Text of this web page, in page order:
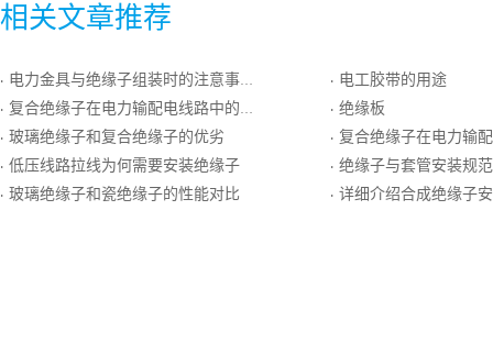
相关文章推荐
· 电力金具与绝缘子组装时的注意事项
· 复合绝缘子在电力输配电线路中的作用及性能
· 玻璃绝缘子和复合绝缘子的优劣
· 低压线路拉线为何需要安装绝缘子
· 玻璃绝缘子和瓷绝缘子的性能对比
· 电工胶带的用途
· 绝缘板
· 复合绝缘子在电力输配电线路中
· 绝缘子与套管安装规范
· 详细介绍合成绝缘子安装前